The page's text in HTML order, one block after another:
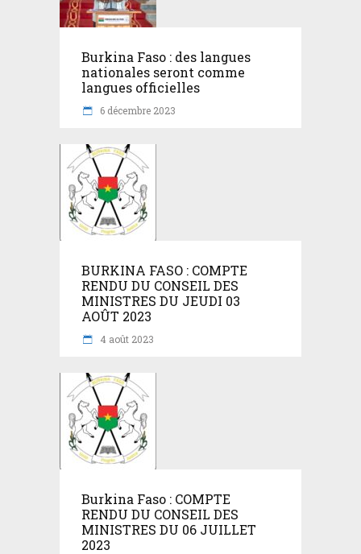
Burkina Faso : des langues
nationales seront comme
langues officielles
6 décembre 2023
BURKINA FASO : COMPTE
RENDU DU CONSEIL DES
MINISTRES DU JEUDI 03
AOÛT 2023
4 août 2023
Burkina Faso : COMPTE
RENDU DU CONSEIL DES
MINISTRES DU 06 JUILLET
2023